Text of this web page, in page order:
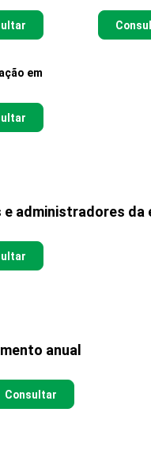
em
e administradores da
anual
Consultar